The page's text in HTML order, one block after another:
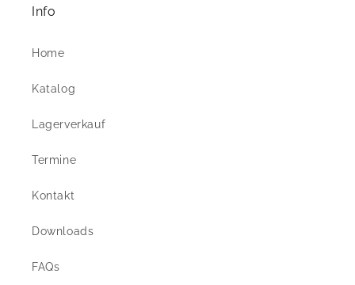
Info
Home
Katalog
Lagerverkauf
Termine
Kontakt
Downloads
FAQs